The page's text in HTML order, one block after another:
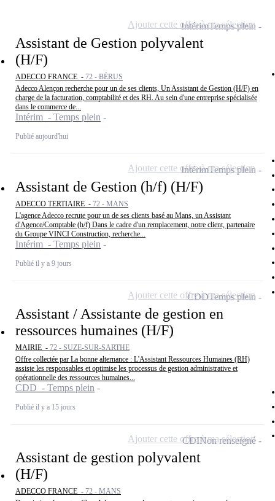
Assistant de Gestion polyvalent
(H/F)
ADECCO FRANCE - 72 - BÉRUS
Adecco Alençon recherche pour un de ses clients, Un Assistant de Gestion (H/F) en
charge de la facturation, comptabilité et des RH. Au sein d'une entreprise spécialisée
dans le commerce de...
Intérim - Temps plein
Publié aujourd'hui
IntérimTemps plein
Ajouter cette offre à ma sélection
Assistant de Gestion (h/f) (H/F)
ADECCO TERTIAIRE - 72 - MANS
L'agence Adecco recrute pour un de ses clients basé au Mans, un Assistant
d'Agence/Comptable (h/f) Dans le cadre d'un remplacement, notre client, partenaire
du Groupe VINCI Construction, recherche...
Intérim - Temps plein
Publié il y a 9 jours
IntérimTemps plein
Ajouter cette offre à ma sélection
Assistant / Assistante de gestion en
ressources humaines (H/F)
MAIRIE - 72 - SUZE-SUR-SARTHE
Offre collectée par La bonne alternance : L'Assistant Ressources Humaines (RH)
assiste les responsables et optimise les processus de gestion administrative et
opérationnelle des ressources humaines...
CDD - Temps plein
Publié il y a 15 jours
CDDTemps plein
Ajouter cette offre à ma sélection
Assistant de gestion polyvalent
(H/F)
ADECCO FRANCE - 72 - MANS
CDINon renseigné
Ajouter cette offre à ma sélection